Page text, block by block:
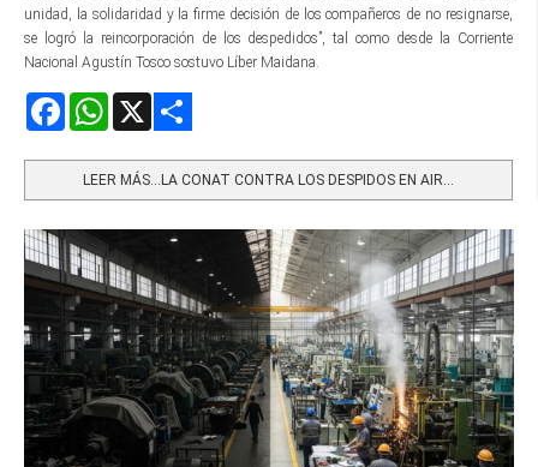
unidad, la solidaridad y la firme decisión de los compañeros de no resignarse,
se logró la reincorporación de los despedidos”, tal como desde la Corriente
Nacional Agustín Tosco sostuvo Líber Maidana.
FacebookWhatsApp
LEER MÁS…LA CONAT CONTRA LOS DESPIDOS EN AIR...